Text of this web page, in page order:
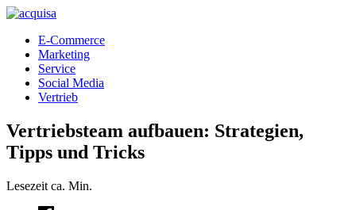
E-Commerce
Marketing
Service
Social Media
Vertrieb
Vertriebsteam aufbauen: Strategien,
Tipps und Tricks
Lesezeit ca. Min.